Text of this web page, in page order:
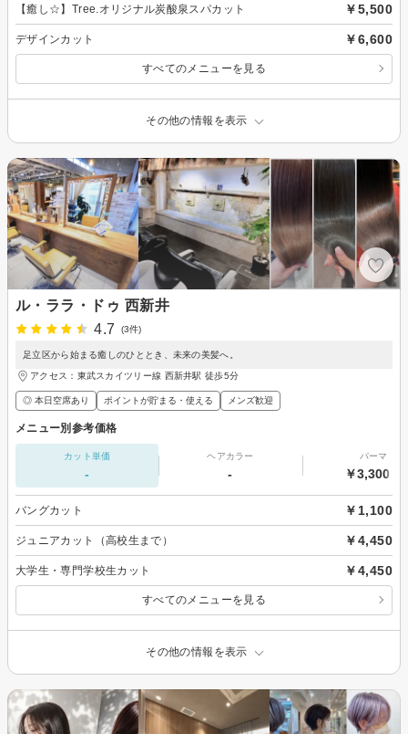
【癒し☆】Tree.オリジナル炭酸泉スパカット ￥5,500
デザインカット ￥6,600
すべてのメニューを見る
その他の情報を表示
ル・ララ・ドゥ 西新井
4.7
(3件)
足立区から始まる癒しのひととき、未来の美髪へ。
アクセス：東武スカイツリー線 西新井駅 徒歩5分
◎ 本日空席あり ポイントが貯まる・使える メンズ歓迎
メニュー別参考価格
カット単価
-
ヘアカラー
-
パーマ
￥3,300～
バングカット ￥1,100
ジュニアカット（高校生まで） ￥4,450
大学生・専門学校生カット ￥4,450
すべてのメニューを見る
その他の情報を表示